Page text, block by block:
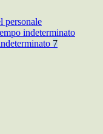
personale
indeterminato
7